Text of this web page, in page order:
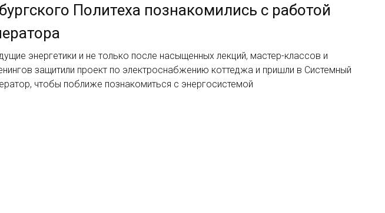
Политеха познакомились с работой
энергетики и не только после насыщенных лекций, мастер-классов и
защитили проект по электроснабжению коттеджа и пришли в Системный
чтобы поближе познакомиться с энергосистемой